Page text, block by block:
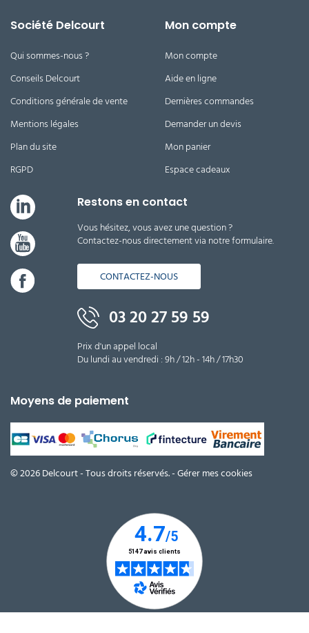
Société Delcourt
Qui sommes-nous ?
Conseils Delcourt
Conditions générale de vente
Mentions légales
Plan du site
RGPD
Mon compte
Mon compte
Aide en ligne
Dernières commandes
Demander un devis
Mon panier
Espace cadeaux
Restons en contact
Vous hésitez, vous avez une question ?
Contactez-nous directement via notre formulaire.
CONTACTEZ-NOUS
03 20 27 59 59
Prix d'un appel local
Du lundi au vendredi : 9h / 12h - 14h / 17h30
Moyens de paiement
© 2026 Delcourt - Tous droits réservés. -Gérer mes cookies